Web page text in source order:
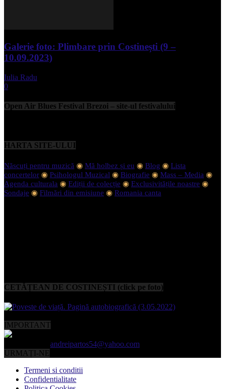
Galerie foto: Plimbare prin Costinești (9 –
10.09.2023)
Iulia Radu
0
Open Air Blues Festival Brezoi – site-ul festivalului
HARTA SITE-ULUI
Născuți pentru muzică ◉ Mă holbez și eu ◉ Blog ◉ Lista
concertelor ◉ Psihologul Muzical ◉ Biografie ◉ Mass – Media ◉
Agenda culturala ◉ Ediții de colecție ◉ Exclusivitățile noastre ◉
Sondaje ◉ Filmări din emisiune ◉ Romania canta
CETĂȚEAN DE COSTINEȘTI (click pe foto)
IMPORTANT
andreipartos54@yahoo.com
URMAȚI-NE
Termeni si conditii
Confidentialitate